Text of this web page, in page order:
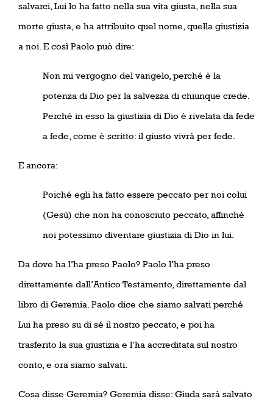
salvarci, Lui lo ha fatto nella sua vita giusta, nella sua
morte giusta, e ha attribuito quel nome, quella giustizia
a noi. E così Paolo può dire:
Non mi vergogno del vangelo, perché è la
potenza di Dio per la salvezza di chiunque crede.
Perché in esso la giustizia di Dio è rivelata da fede
a fede, come è scritto: il giusto vivrà per fede.
E ancora:
Poiché egli ha fatto essere peccato per noi colui
(Gesù) che non ha conosciuto peccato, affinché
noi potessimo diventare giustizia di Dio in lui.
Da dove ha l’ha preso Paolo? Paolo l’ha preso
direttamente dall’Antico Testamento, direttamente dal
libro di Geremia. Paolo dice che siamo salvati perché
Lui ha preso su di sé il nostro peccato, e poi ha
trasferito la sua giustizia e l’ha accreditata sul nostro
conto, e ora siamo salvati.
Cosa disse Geremia? Geremia disse: Giuda sarà salvato